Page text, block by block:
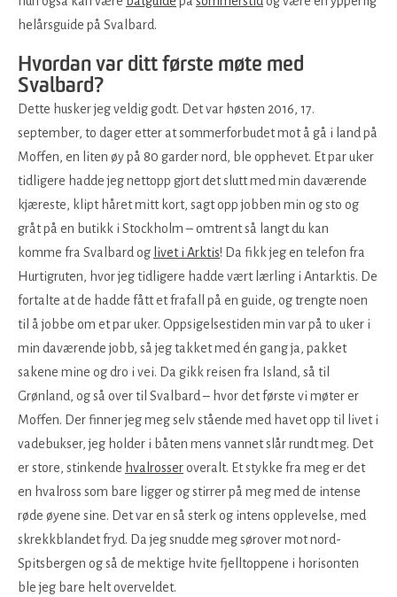
helårsguide på Svalbard.
Hvordan var ditt første møte med
Svalbard?
Dette husker jeg veldig godt. Det var høsten 2016, 17.
september, to dager etter at sommerforbudet mot å gå i land på
Moffen, en liten øy på 80 garder nord, ble opphevet. Et par uker
tidligere hadde jeg nettopp gjort det slutt med min daværende
kjæreste, klipt håret mitt kort, sagt opp jobben min og sto og
gråt på en butikk i Stockholm – omtrent så langt du kan
komme fra Svalbard og livet i Arktis! Da fikk jeg en telefon fra
Hurtigruten, hvor jeg tidligere hadde vært lærling i Antarktis. De
fortalte at de hadde fått et frafall på en guide, og trengte noen
til å jobbe om et par uker. Oppsigelsestiden min var på to uker i
min daværende jobb, så jeg takket med én gang ja, pakket
sakene mine og dro i vei. Da gikk reisen fra Island, så til
Grønland, og så over til Svalbard – hvor det første vi møter er
Moffen. Der finner jeg meg selv stående med havet opp til livet i
vadebukser, jeg holder i båten mens vannet slår rundt meg. Det
er store, stinkende hvalrosseroveralt. Et stykke fra meg er det
en hvalross som bare ligger og stirrer på meg med de intense
røde øyene sine. Det var en så sterk og intens opplevelse, med
skrekkblandet fryd. Da jeg snudde meg sørover mot nord-
Spitsbergen og så de mektige hvite fjelltoppene i horisonten
ble jeg bare helt overveldet.